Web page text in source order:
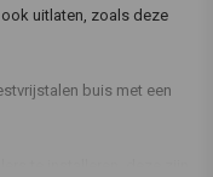
uitlaten, zoals deze
buis met een